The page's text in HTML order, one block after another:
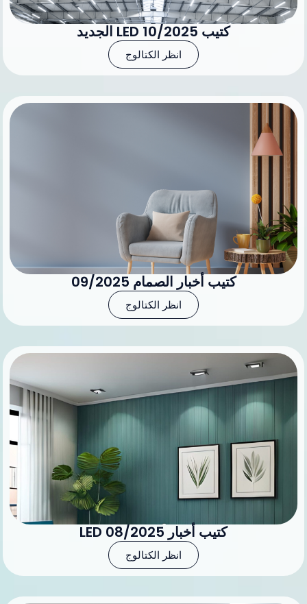
كتيب LED 10/2025 الجديد
انظر الكتالوج
كتيب أخبار الصمام 09/2025
انظر الكتالوج
كتيب أخبار LED 08/2025
انظر الكتالوج